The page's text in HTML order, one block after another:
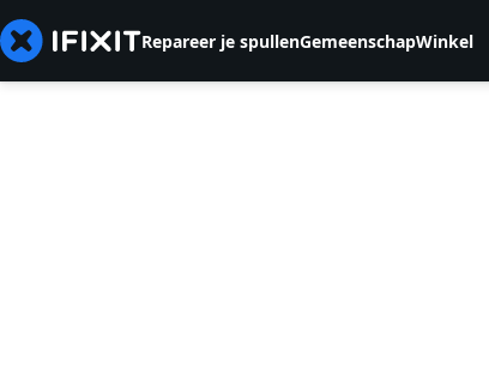
Repareer je spullenGemeenschapWinkel